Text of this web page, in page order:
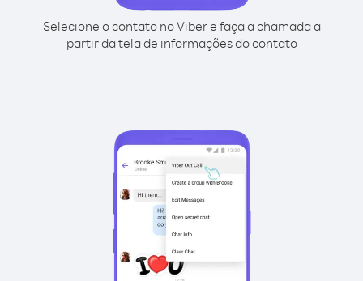
Selecione o contato no Viber e faça a chamada a
partir da tela de informações do contato